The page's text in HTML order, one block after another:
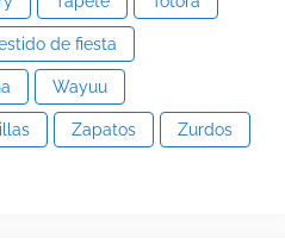
de fiesta
Wayuu
Zapatos Zurdos